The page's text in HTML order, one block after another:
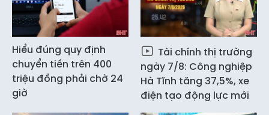
Hiểu đúng quy định
chuyển tiền trên 400
triệu đồng phải chờ 24
giờ
Tài chính thị trường
ngày 7/8: Công nghiệp
Hà Tĩnh tăng 37,5%, xe
điện tạo động lực mới